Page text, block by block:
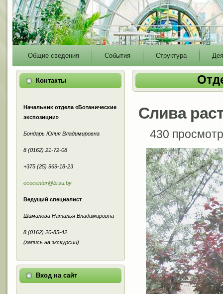
Main
menu
Общие сведения События Структура
Контакты
Начальник отдела «Ботанические
экспозиции»
Бондарь Юлия Владимировна
8 (0162) 21-72-08
+375 (25) 969-18-23
ecocenter@brsu.by
Ведущий специалист
Шималова Наталья Владимировна
8 (0162) 20-85-42
(запись на экскурсии)
Вход на сайт
Слива
430